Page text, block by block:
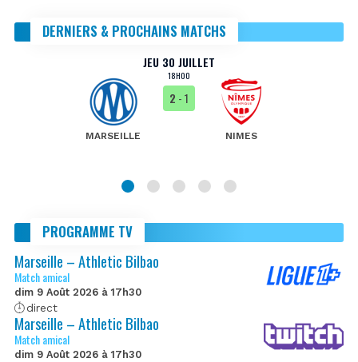
DERNIERS & PROCHAINS MATCHS
JEU 30 JUILLET
18H00
MARSEILLE
2 - 1
NIMES
PROGRAMME TV
Marseille – Athletic Bilbao
Match amical
dim 9 Août 2026 à 17h30
direct
Marseille – Athletic Bilbao
Match amical
dim 9 Août 2026 à 17h30